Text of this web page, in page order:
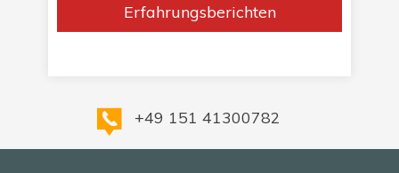
Erfahrungsberichten
+49 151 41300782